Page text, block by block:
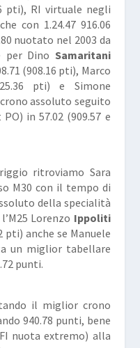
pti), RI virtuale negli
con 1.24.47 916.06
nuotato nel 2003 da
per Dino Samaritani
(908.16 pti), Marco
pti) e Simone
crono assoluto seguito
in 57.02 (909.57 e
ritroviamo Sara
M30 con il tempo di
della specialità
Lorenzo Ippoliti
pti) anche se Manuele
un miglior tabellare
punti.
il miglior crono
940.78 punti, bene
nuota extremo) alla